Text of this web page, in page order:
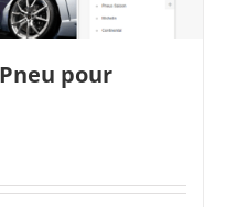
pour